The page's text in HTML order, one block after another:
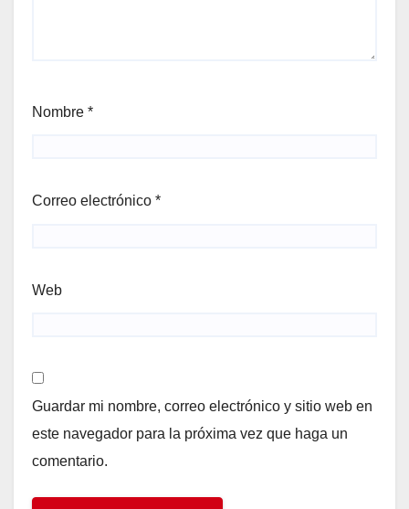
Nombre *
Correo electrónico *
Web
Guardar mi nombre, correo electrónico y sitio web en
este navegador para la próxima vez que haga un
comentario.